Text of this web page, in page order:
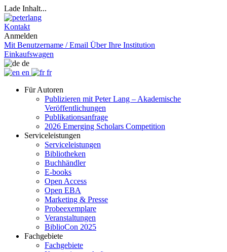
Lade Inhalt...
Kontakt
Anmelden
Mit Benutzername / Email Über Ihre Institution
Einkaufswagen
de
en
fr
Für Autoren
Publizieren mit Peter Lang – Akademische
Veröffentlichungen
Publikationsanfrage
2026 Emerging Scholars Competition
Serviceleistungen
Serviceleistungen
Bibliotheken
Buchhändler
E-books
Open Access
Open EBA
Marketing & Presse
Probeexemplare
Veranstaltungen
BiblioCon 2025
Fachgebiete
Fachgebiete